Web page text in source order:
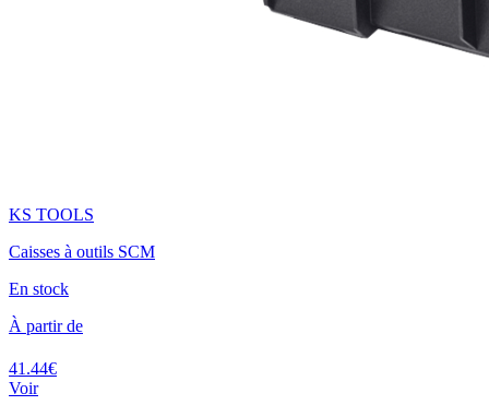
KS TOOLS
Caisses à outils SCM
En stock
À partir de
41.44€
Voir